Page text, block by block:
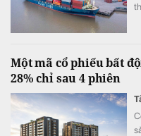
Một mã cổ phiếu bất
28% chỉ sau 4 phiên